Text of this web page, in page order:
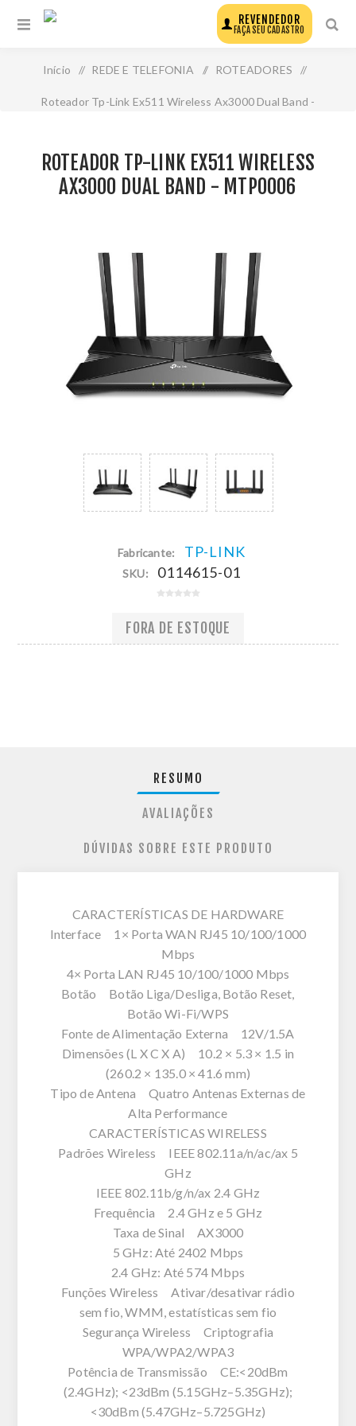
REVENDEDOR
FAÇA SEU CADASTRO
Início / REDE E TELEFONIA / ROTEADORES /
Roteador Tp-Link Ex511 Wireless Ax3000 Dual Band -
ROTEADOR TP-LINK EX511 WIRELESS
AX3000 DUAL BAND - MTP0006
Fabricante: TP-LINK
SKU: 0114615-01
FORA DE ESTOQUE
RESUMO
AVALIAÇÕES
DÚVIDAS SOBRE ESTE PRODUTO
CARACTERÍSTICAS DE HARDWARE
Interface 1× Porta WAN RJ45 10/100/1000
Mbps
4× Porta LAN RJ45 10/100/1000 Mbps
Botão Botão Liga/Desliga, Botão Reset,
Botão Wi-Fi/WPS
Fonte de Alimentação Externa 12V/1.5A
Dimensões (L X C X A) 10.2 × 5.3 × 1.5 in
(260.2 × 135.0 × 41.6 mm)
Tipo de Antena Quatro Antenas Externas de
Alta Performance
CARACTERÍSTICAS WIRELESS
Padrões Wireless IEEE 802.11a/n/ac/ax 5
GHz
IEEE 802.11b/g/n/ax 2.4 GHz
Frequência 2.4 GHz e 5 GHz
Taxa de Sinal AX3000
5 GHz: Até 2402 Mbps
2.4 GHz: Até 574 Mbps
Funções Wireless Ativar/desativar rádio
sem fio, WMM, estatísticas sem fio
Segurança Wireless Criptografia
WPA/WPA2/WPA3
Potência de Transmissão CE:<20dBm
(2.4GHz); <23dBm (5.15GHz–5.35GHz);
<30dBm (5.47GHz–5.725GHz)